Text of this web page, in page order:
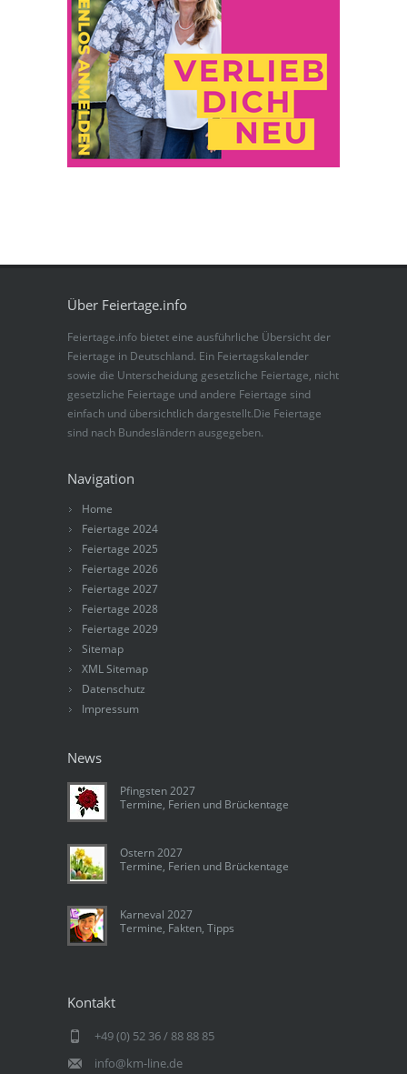
Über Feiertage.info
Feiertage.info bietet eine ausführliche Übersicht der
Feiertage in Deutschland. Ein Feiertagskalender
sowie die Unterscheidung gesetzliche Feiertage, nicht
gesetzliche Feiertage und andere Feiertage sind
einfach und übersichtlich dargestellt.Die Feiertage
sind nach Bundesländern ausgegeben.
Navigation
Home
Feiertage 2024
Feiertage 2025
Feiertage 2026
Feiertage 2027
Feiertage 2028
Feiertage 2029
Sitemap
XML Sitemap
Datenschutz
Impressum
News
Pfingsten 2027
Termine, Ferien und Brückentage
Ostern 2027
Termine, Ferien und Brückentage
Karneval 2027
Termine, Fakten, Tipps
Kontakt
+49 (0) 52 36 / 88 88 85
info@km-line.de